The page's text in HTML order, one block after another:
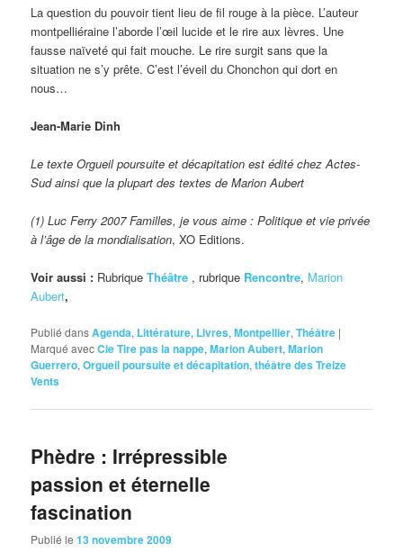
La question du pouvoir tient lieu de fil rouge à la pièce. L’auteur
montpelliéraine l’aborde l’œil lucide et le rire aux lèvres. Une
fausse naïveté qui fait mouche. Le rire surgit sans que la
situation ne s’y prête. C’est l’éveil du Chonchon qui dort en
nous…
Jean-Marie Dinh
Le texte Orgueil poursuite et décapitation est édité chez Actes-
Sud ainsi que la plupart des textes de Marion Aubert
(1) Luc Ferry 2007Familles, je vous aime : Politique et vie privée
à l’âge de la mondialisation, XO Editions.
Voir aussi : RubriqueThéâtre , rubrique Rencontre, Marion
Aubert,
Publié dansAgenda, Littérature, Livres,Montpellier,Théâtre |
Marqué avecCie Tire pas la nappe,Marion Aubert,Marion
Guerrero,Orgueil poursuite et décapitation,théâtre des Treize
Vents
Phèdre : Irrépressible
passion et éternelle
fascination
Publié le13 novembre 2009